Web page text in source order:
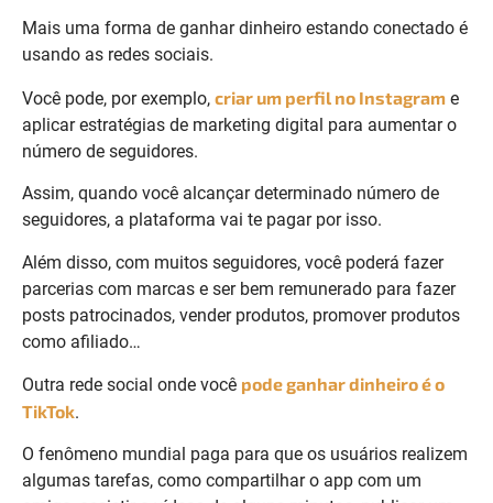
Mais uma forma de ganhar dinheiro estando conectado é
usando as redes sociais.
Você pode, por exemplo, criar um perfil no Instagram e
aplicar estratégias de marketing digital para aumentar o
número de seguidores.
Assim, quando você alcançar determinado número de
seguidores, a plataforma vai te pagar por isso.
Além disso, com muitos seguidores, você poderá fazer
parcerias com marcas e ser bem remunerado para fazer
posts patrocinados, vender produtos, promover produtos
como afiliado…
Outra rede social onde você pode ganhar dinheiro é o
TikTok.
O fenômeno mundial paga para que os usuários realizem
algumas tarefas, como compartilhar o app com um